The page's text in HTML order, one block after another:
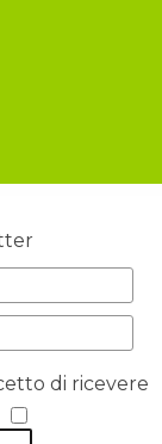
di ricevere